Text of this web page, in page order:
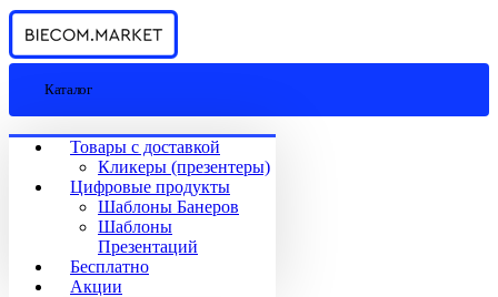
Каталог
Товары с доставкой
Кликеры (презентеры)
Цифровые продукты
Шаблоны Банеров
Шаблоны
Презентаций
Бесплатно
Акции